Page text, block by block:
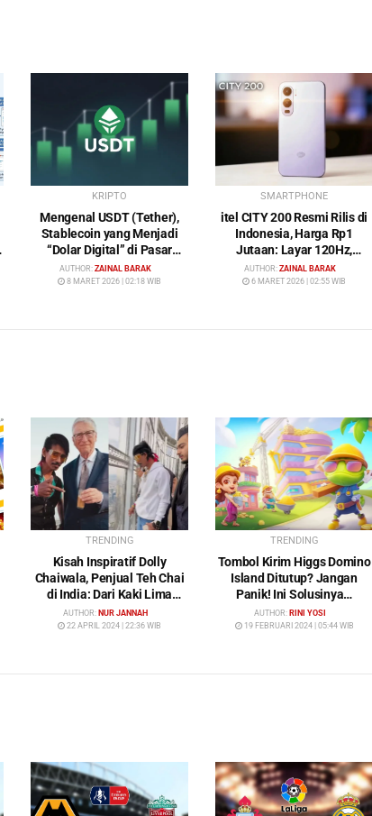
KRIPTO
Mengenal USDT (Tether),
Stablecoin yang Menjadi
“Dolar Digital” di Pasar
Kripto
AUTHOR: ZAINAL BARAK
8 MARET 2026 | 02:18 WIB
SMARTPHONE
itel CITY 200 Resmi Rilis di
Indonesia, Harga Rp1
Jutaan: Layar 120Hz,
Kamera 50MP, NFC dan
Baterai 5200 mAh
AUTHOR: ZAINAL BARAK
6 MARET 2026 | 02:55 WIB
TRENDING
Kisah Inspiratif Dolly
Chaiwala, Penjual Teh Chai
di India: Dari Kaki Lima
Menuju Kehidupan Mewah
AUTHOR: NUR JANNAH
22 APRIL 2024 | 22:36 WIB
TRENDING
Tombol Kirim Higgs Domino
Island Ditutup? Jangan
Panik! Ini Solusinya…
AUTHOR: RINI YOSI
19 FEBRUARI 2024 | 05:44 WIB